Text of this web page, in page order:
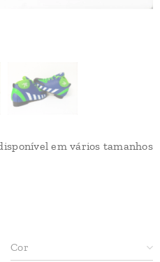
em vários tamanhos
Cor